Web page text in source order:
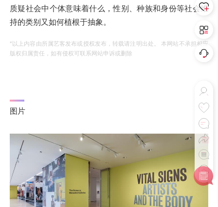
质疑社会中个体意味着什么，性别、种族和身份等社会维
持的类别又如何植根于抽象。
*以上内容由所属艺客发布或授权发布，转载请注明出处。 本网站不承担相应
版权归属责任，如有侵权可联系网站申诉或删除
图片